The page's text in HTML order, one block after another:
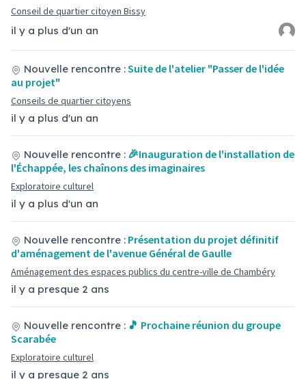
il y a plus d'un an
Conseil de quartier citoyen Bissy
il y a plus d'un an
Nouvelle rencontre :Suite de l'atelier "Passer de l'idée
au projet"
Conseils de quartier citoyens
il y a plus d'un an
Nouvelle rencontre : 🎉Inauguration de l'installation de
l'Échappée, les chaînons des imaginaires
Exploratoire culturel
il y a presque 2 ans
Nouvelle rencontre : Présentation du projet définitif
d'aménagement de l'avenue Général de Gaulle
Aménagement des espaces publics du centre-ville de Chambéry
il y a presque 2 ans
Nouvelle rencontre : 🎵 Prochaine réunion du groupe
Scarabée
Exploratoire culturel